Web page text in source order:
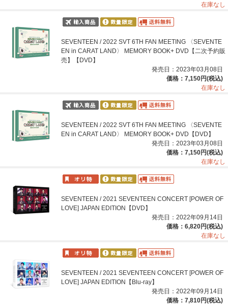
在庫なし
SEVENTEEN / 2022 SVT 6TH FAN MEETING 〈SEVENTE
EN in CARAT LAND〉 MEMORY BOOK+ DVD【二次予約販
売】【DVD】
発売日：2023年03月08日
価格：7,150円(税込)
在庫なし
SEVENTEEN / 2022 SVT 6TH FAN MEETING 〈SEVENTE
EN in CARAT LAND〉 MEMORY BOOK+ DVD【DVD】
発売日：2023年03月08日
価格：7,150円(税込)
在庫なし
SEVENTEEN / 2021 SEVENTEEN CONCERT [POWER OF
LOVE] JAPAN EDITION【DVD】
発売日：2022年09月14日
価格：6,820円(税込)
在庫なし
SEVENTEEN / 2021 SEVENTEEN CONCERT [POWER OF
LOVE] JAPAN EDITION【Blu-ray】
発売日：2022年09月14日
価格：7,810円(税込)